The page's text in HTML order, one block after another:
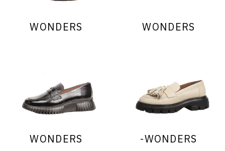
WONDERS
WONDERS
WONDERS-
WONDERS